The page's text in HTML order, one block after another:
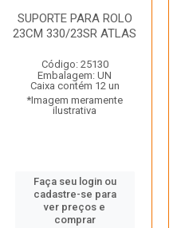
SUPORTE PARA ROLO
23CM 330/23SR ATLAS
Código: 25130
Embalagem: UN
Caixa contém 12 un
*Imagem meramente
ilustrativa
Faça seu login ou
cadastre-se para
ver preços e
comprar